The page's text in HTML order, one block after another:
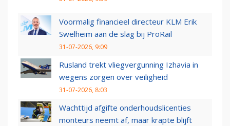
Voormalig financieel directeur KLM Erik
Swelheim aan de slag bij ProRail
31-07-2026, 9:09
Rusland trekt vliegvergunning Izhavia in
wegens zorgen over veiligheid
31-07-2026, 8:03
Wachttijd afgifte onderhoudslicenties
monteurs neemt af, maar krapte blijft